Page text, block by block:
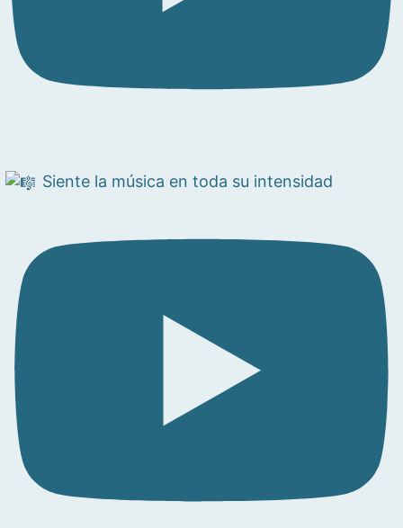
Siente la música en toda su intensidad